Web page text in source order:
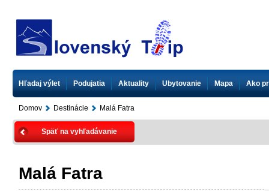
Hľadaj výlet Podujatia Aktuality Ubytovanie Mapa Ako
Domov Destinácie Malá Fatra
Späť na vyhľadávanie
Malá Fatra